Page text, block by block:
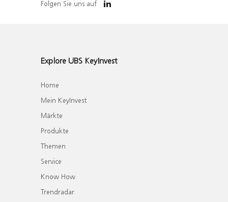
Folgen Sie uns auf
Explore UBS KeyInvest
Home
Mein KeyInvest
Märkte
Produkte
Themen
Service
Know How
Trendradar